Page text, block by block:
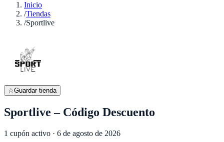
Inicio
/Tiendas
/Sportlive
☆Guardar tienda
Sportlive – Código Descuento
1 cupón activo · 6 de agosto de 2026